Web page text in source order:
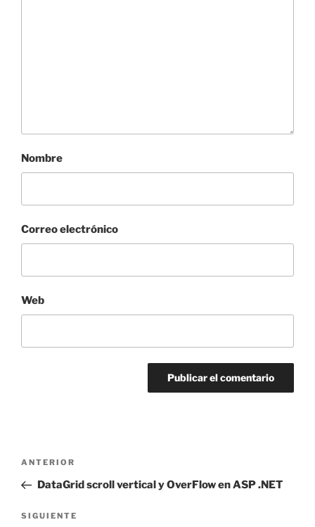
Nombre
Correo electrónico
Web
Navegación
entradas
Entrada
anterior:
ANTERIOR
DataGrid scroll vertical y OverFlow en ASP .NET
Siguiente
SIGUIENTE